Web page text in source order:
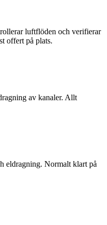
luftflöden och verifierar
offert på plats.
av kanaler. Allt
eldragning. Normalt klart på